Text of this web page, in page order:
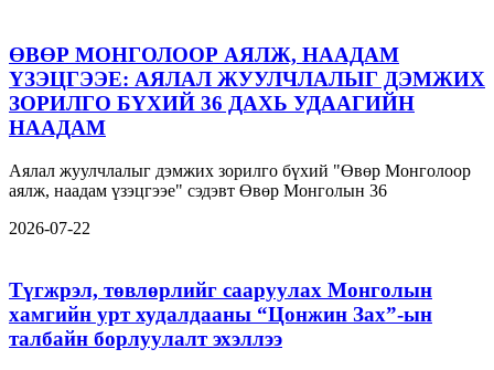
ӨВӨР МОНГОЛООР АЯЛЖ, НААДАМ
ҮЗЭЦГЭЭЕ: АЯЛАЛ ЖУУЛЧЛАЛЫГ ДЭМЖИХ
ЗОРИЛГО БҮХИЙ 36 ДАХЬ УДААГИЙН
НААДАМ
Аялал жуулчлалыг дэмжих зорилго бүхий "Өвөр Монголоор
аялж, наадам үзэцгээе" сэдэвт Өвөр Монголын 36
2026-07-22
Түгжрэл, төвлөрлийг сааруулах Монголын
хамгийн урт худалдааны “Цонжин Зах”-ын
талбайн борлуулалт эхэллээ